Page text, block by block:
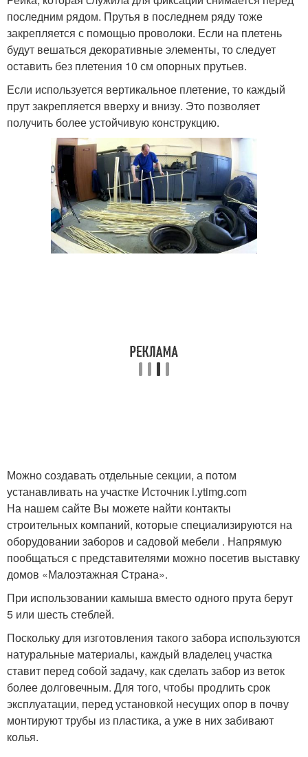
последним рядом. Прутья в последнем ряду тоже
закрепляется с помощью проволоки. Если на плетень
будут вешаться декоративные элементы, то следует
оставить без плетения 10 см опорных прутьев.
Если используется вертикальное плетение, то каждый
прут закрепляется вверху и внизу. Это позволяет
получить более устойчивую конструкцию.
Можно создавать отдельные секции, а потом
устанавливать на участке Источник i.ytimg.com
На нашем сайте Вы можете найти контакты
строительных компаний, которые специализируются на
оборудовании заборов и садовой мебели . Напрямую
пообщаться с представителями можно посетив выставку
домов «Малоэтажная Страна».
При использовании камыша вместо одного прута берут
5 или шесть стеблей.
Поскольку для изготовления такого забора используются
натуральные материалы, каждый владелец участка
ставит перед собой задачу, как сделать забор из веток
более долговечным. Для того, чтобы продлить срок
эксплуатации, перед установкой несущих опор в почву
монтируют трубы из пластика, а уже в них забивают
колья.